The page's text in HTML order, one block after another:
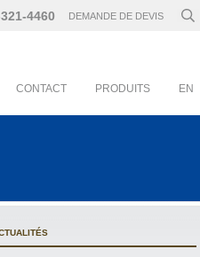
4460 DEMANDE DE DEVIS
CONTACT PRODUITS EN